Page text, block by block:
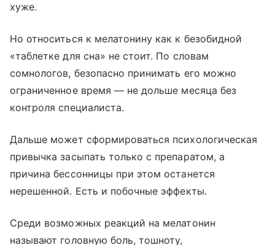
хуже.
Но относиться к мелатонину как к безобидной
«таблетке для сна» не стоит. По словам
сомнологов, безопасно принимать его можно
ограниченное время — не дольше месяца без
контроля специалиста.
Дальше может сформироваться психологическая
привычка засыпать только с препаратом, а
причина бессонницы при этом останется
нерешенной. Есть и побочные эффекты.
Среди возможных реакций на мелатонин
называют головную боль, тошноту,